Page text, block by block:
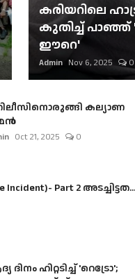
കരിയറിലെ
കുതിച്ച്
ഈറെ'
Admin Nov 6, 2025 0
റിലീസിനൊരുങ്ങി കല്യാണ
Oct 21, 2025 0
Part 2 അടച്ചിട്ടത...
ദിനം ഹിറ്റടിച്ച് 'റെട്രോ';